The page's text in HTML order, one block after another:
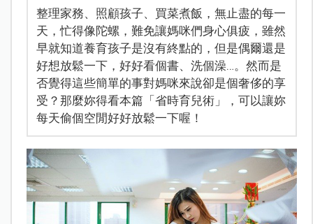
整理家務、照顧孩子、買菜煮飯，無止盡的每一
天，忙得像陀螺，難免讓媽咪們身心俱疲，雖然
早就知道養育孩子是沒有終點的，但是偶爾還是
好想放鬆一下，好好看個書、洗個澡…。然而是
否覺得這些簡單的事對媽咪來說卻是個奢侈的享
受？那麼妳得看本篇「省時育兒術」，可以讓妳
每天偷個空閒好好放鬆一下喔！